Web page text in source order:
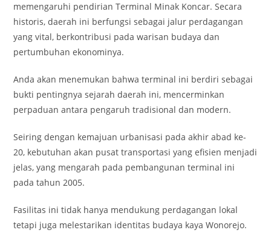
memengaruhi pendirian Terminal Minak Koncar. Secara
historis, daerah ini berfungsi sebagai jalur perdagangan
yang vital, berkontribusi pada warisan budaya dan
pertumbuhan ekonominya.
Anda akan menemukan bahwa terminal ini berdiri sebagai
bukti pentingnya sejarah daerah ini, mencerminkan
perpaduan antara pengaruh tradisional dan modern.
Seiring dengan kemajuan urbanisasi pada akhir abad ke-
20, kebutuhan akan pusat transportasi yang efisien menjadi
jelas, yang mengarah pada pembangunan terminal ini
pada tahun 2005.
Fasilitas ini tidak hanya mendukung perdagangan lokal
tetapi juga melestarikan identitas budaya kaya Wonorejo.